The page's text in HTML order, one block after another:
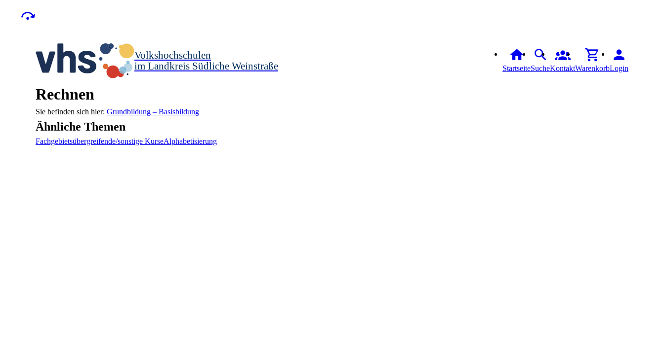
Volkshochschulen
im Landkreis Südliche Weinstraße
StartseiteSucheKontaktWarenkorbLogin
Rechnen
Grundbildung – Basisbildung
Ähnliche Themen
Fachgebietsübergreifende/sonstige KurseAlphabetisierung